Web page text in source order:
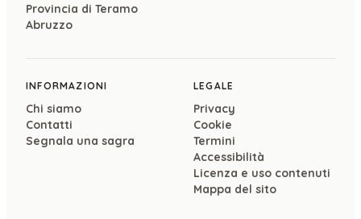
Provincia di Teramo
Abruzzo
INFORMAZIONI
Chi siamo
Contatti
Segnala una sagra
LEGALE
Privacy
Cookie
Termini
Accessibilità
Licenza e uso contenuti
Mappa del sito